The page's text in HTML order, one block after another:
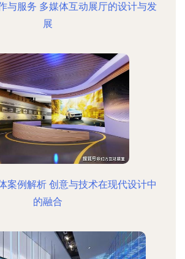
与服务 多媒体互动展厅的设计与发
展
案例解析 创意与技术在现代设计中
的融合